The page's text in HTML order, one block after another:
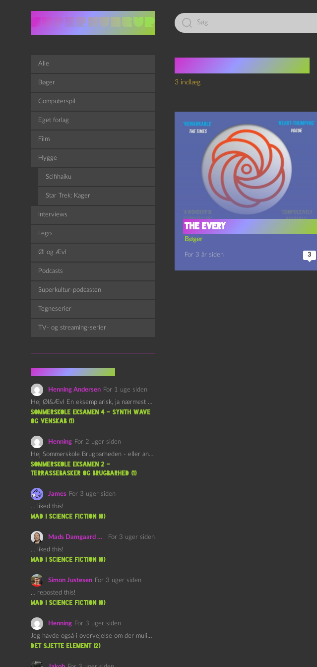
Led
efter:
3 indlæg
The Every
Bøger
For 3 år siden 3
Alle
Bøger
Computerspil
Eget forlag
Film
Hygge
Scifihaiku
Star Trek: Kager
Interviews
Lego
Øl og Ævl
Podcasts
Superkultur-podcasten
Tegneserier
TV- og streaming-serier
Henning Andersen For 1 uge siden
Hej Øl&Ævl En eksemplarisk, ja nærmest yndefuld, afslutning på SOMMERSKOLEN.…
Sommerskole Eksamen 4 – Synth Wave
og Venskab (1)
Henning For 2 uger siden
Hej Sommerskole Brugbarheden - eller anvendeligheden - af "Øl&Ævl" er…
Sommerskole Eksamen 2 –
Terrassebasker og Brugbarhed (1)
James For 3 uger siden
… liked this!
mad i science fiction (0)
Mads Damgaard Mortensen (Å)
For 3 uger siden
… liked this!
mad i science fiction (0)
Simon Justesen For 3 uger siden
… reposted this!
mad i science fiction (0)
Henning For 3 uger siden
Jeg havde også i overvejelse om der muligvis kunne være…
det sjette element (2)